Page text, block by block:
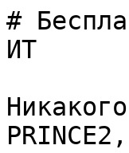
#
ИТ